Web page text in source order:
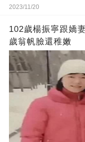
2023/11/20
102歲楊振寧跟嬌
歲翁帆臉還稚嫩